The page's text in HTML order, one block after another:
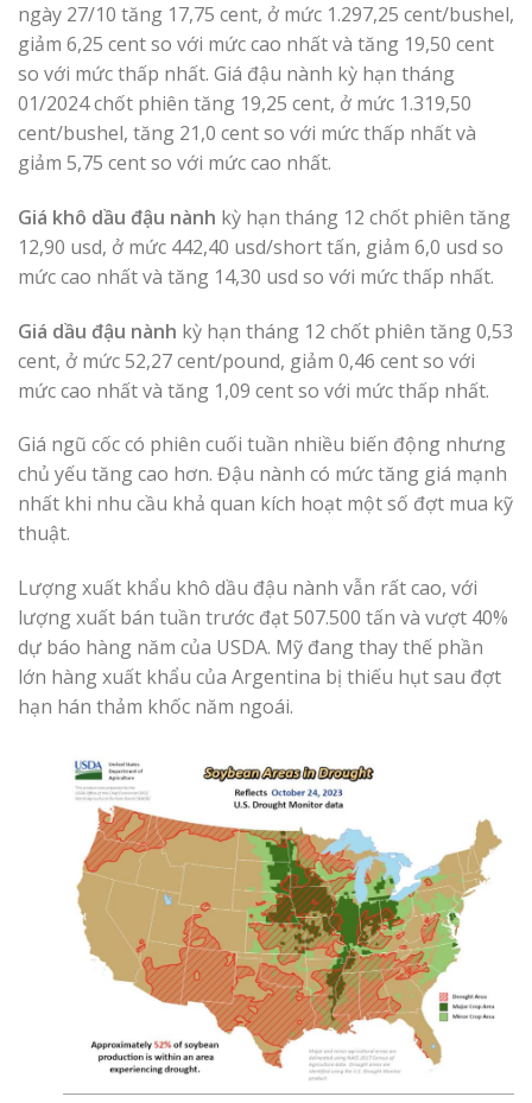
ngày 27/10 tăng 17,75 cent, ở mức 1.297,25 cent/bushel,
giảm 6,25 cent so với mức cao nhất và tăng 19,50 cent
so với mức thấp nhất. Giá đậu nành kỳ hạn tháng
01/2024 chốt phiên tăng 19,25 cent, ở mức 1.319,50
cent/bushel, tăng 21,0 cent so với mức thấp nhất và
giảm 5,75 cent so với mức cao nhất.
Giá khô dầu đậu nành kỳ hạn tháng 12 chốt phiên tăng
12,90 usd, ở mức 442,40 usd/short tấn, giảm 6,0 usd so
mức cao nhất và tăng 14,30 usd so với mức thấp nhất.
Giá dầu đậu nành kỳ hạn tháng 12 chốt phiên tăng 0,53
cent, ở mức 52,27 cent/pound, giảm 0,46 cent so với
mức cao nhất và tăng 1,09 cent so với mức thấp nhất.
Giá ngũ cốc có phiên cuối tuần nhiều biến động nhưng
chủ yếu tăng cao hơn. Đậu nành có mức tăng giá mạnh
nhất khi nhu cầu khả quan kích hoạt một số đợt mua kỹ
thuật.
Lượng xuất khẩu khô dầu đậu nành vẫn rất cao, với
lượng xuất bán tuần trước đạt 507.500 tấn và vượt 40%
dự báo hàng năm của USDA. Mỹ đang thay thế phần
lớn hàng xuất khẩu của Argentina bị thiếu hụt sau đợt
hạn hán thảm khốc năm ngoái.